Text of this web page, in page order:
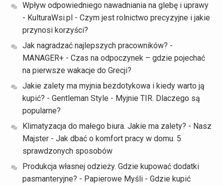
Wpływ odpowiedniego nawadniania na glebę i uprawy
- KulturaWsi.pl - Czym jest rolnictwo precyzyjne i jakie
przynosi korzyści?
Jak nagradzać najlepszych pracowników? -
MANAGER+- Czas na odpoczynek – gdzie pojechać
na pierwsze wakacje do Grecji?
Jakie zalety ma myjnia bezdotykowa i kiedy warto ją
kupić? - Gentleman Style - Myjnie TIR. Dlaczego są
popularne?
Klimatyzacja do małego biura. Jakie ma zalety? - Nasz
Majster- Jak dbać o komfort pracy w domu. 5
sprawdzonych sposobów
Produkcja własnej odzieży. Gdzie kupować dodatki
pasmanteryjne? - Papierowe Myśli- Gdzie kupić